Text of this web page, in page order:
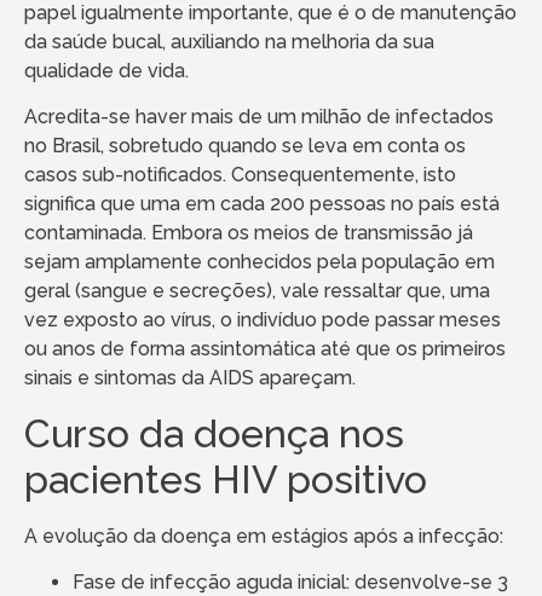
papel igualmente importante, que é o de manutenção
da saúde bucal, auxiliando na melhoria da sua
qualidade de vida.
Acredita-se haver mais de um milhão de infectados
no Brasil, sobretudo quando se leva em conta os
casos sub-notificados. Consequentemente, isto
significa que uma em cada 200 pessoas no país está
contaminada. Embora os meios de transmissão já
sejam amplamente conhecidos pela população em
geral (sangue e secreções), vale ressaltar que, uma
vez exposto ao vírus, o indivíduo pode passar meses
ou anos de forma assintomática até que os primeiros
sinais e sintomas da AIDS apareçam.
Curso da doença nos
pacientes HIV positivo
A evolução da doença em estágios após a infecção:
Fase de infecção aguda inicial: desenvolve-se 3